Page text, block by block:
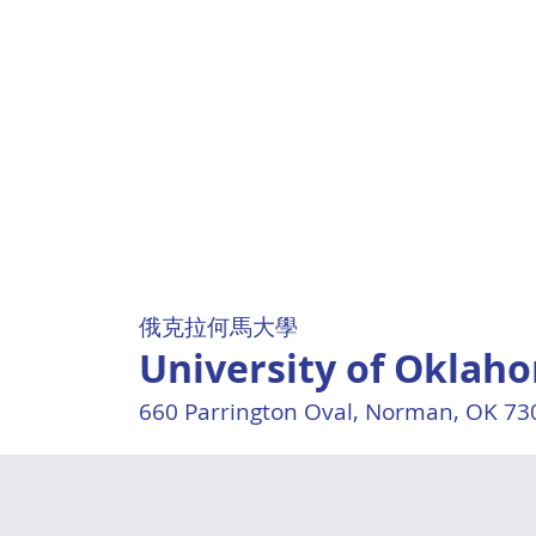
俄克拉何馬大學
University of
660 Parrington Oval, Norman, OK